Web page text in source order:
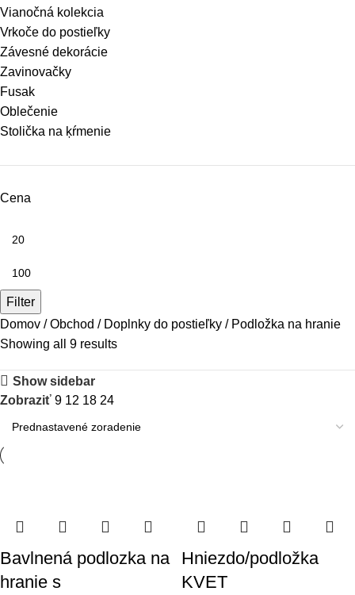
Vianočná kolekcia
Vrkoče do postieľky
Závesné dekorácie
Zavinovačky
Fusak
Oblečenie
Stolička na ķŕmenie
Cena
Filter
Domov
Obchod Doplnky do postieľky
Podložka na hranie
Showing all 9 results
Show sidebar
Zobraziť 9 12 18 24
Bavlnená podlozka na
hranie s
Hniezdo/podložka
KVET